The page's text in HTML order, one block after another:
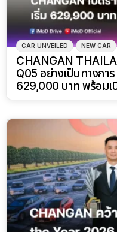
CAR UNVEILED NEW CAR
CHANGAN
Q05 อย่างเป็นทางการ
629,000 บาท พร้อมเปิ